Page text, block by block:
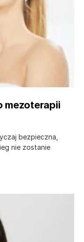
mezoterapii
bezpieczna,
nie zostanie